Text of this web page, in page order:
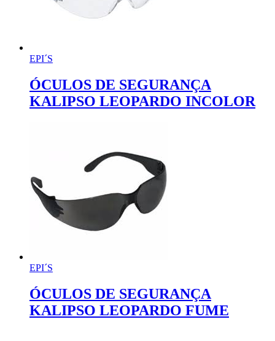
EPI´S
ÓCULOS DE SEGURANÇA
KALIPSO LEOPARDO INCOLOR
EPI´S
ÓCULOS DE SEGURANÇA
KALIPSO LEOPARDO FUME